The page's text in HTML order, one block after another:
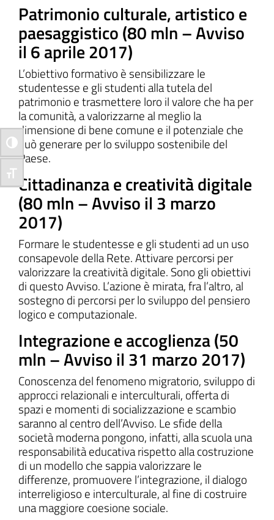
Attiva/disattiva alto contrasto
Attiva/disattiva dimensione testo
Patrimonio culturale, artistico e
paesaggistico (80 mln – Avviso
il 6 aprile 2017)
L’obiettivo formativo è sensibilizzare le
studentesse e gli studenti alla tutela del
patrimonio e trasmettere loro il valore che ha per
la comunità, a valorizzarne al meglio la
dimensione di bene comune e il potenziale che
può generare per lo sviluppo sostenibile del
Paese.
Cittadinanza e creatività digitale
(80 mln – Avviso il 3 marzo
2017)
Formare le studentesse e gli studenti ad un uso
consapevole della Rete. Attivare percorsi per
valorizzare la creatività digitale. Sono gli obiettivi
di questo Avviso. L’azione è mirata, fra l’altro, al
sostegno di percorsi per lo sviluppo del pensiero
logico e computazionale.
Integrazione e accoglienza (50
mln – Avviso il 31 marzo 2017)
Conoscenza del fenomeno migratorio, sviluppo di
approcci relazionali e interculturali, offerta di
spazi e momenti di socializzazione e scambio
saranno al centro dell’Avviso. Le sfide della
società moderna pongono, infatti, alla scuola una
responsabilità educativa rispetto alla costruzione
di un modello che sappia valorizzare le
differenze, promuovere l’integrazione, il dialogo
interreligioso e interculturale, al fine di costruire
una maggiore coesione sociale.